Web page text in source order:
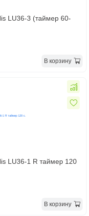
LU36-3 (таймер 60-
В корзину
LU36-1 R таймер 120
В корзину